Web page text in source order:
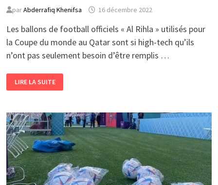
parAbderrafiq Khenifsa 16 décembre 2022
Les ballons de football officiels « Al Rihla » utilisés pour
la Coupe du monde au Qatar sont si high-tech qu’ils
n’ont pas seulement besoin d’être remplis …
DU
MONDE
L’ANALYSE
DE
DONNÉES
EN
TEMPS
RÉEL,
NOUVELLE
RÉVOLUTION
DU
BALLON
ROND
LIRE LA SUITE